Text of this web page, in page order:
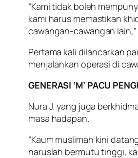
“Kami tidak boleh
kami harus memastikan
cawangan-cawangan
Pertama kali dilancarkan
menjalankan operasi di
GENERASI ‘M’ PACU
Nura J, yang juga
masa hadapan.
“Kaum muslimah kini
haruslah bermutu tinggi,